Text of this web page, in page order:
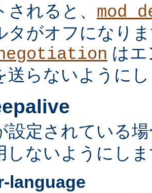
されると、
タがオフになり
は
送らないように
設定されている
しないようにし
language